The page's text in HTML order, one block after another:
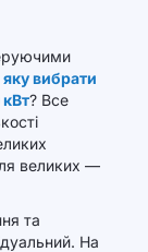
яку вибрати
? Все
великих —
та
На